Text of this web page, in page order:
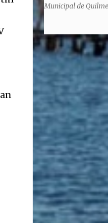
significaba de
estipendio -
importantísimos
Siguie diciendo
Municipal de
la enorme capacidad
convertirse en un
tantos inmigrantes
Argentina para
historia, escrita
Julio Molina -a la
pieza-, va
llegó al país y que
etapas,
también está lo
con el tema de la
familia y tuvo la
generalisimo
de torturas,
prisiones. El dolor
trasladado a la piel,
padecido. El relato
el canto a Galicia,